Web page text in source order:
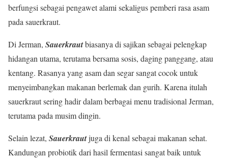
berfungsi sebagai pengawet alami sekaligus pemberi rasa asam
pada sauerkraut.
Di Jerman, Sauerkrautbiasanya di sajikan sebagai pelengkap
hidangan utama, terutama bersama sosis, daging panggang, atau
kentang. Rasanya yang asam dan segar sangat cocok untuk
menyeimbangkan makanan berlemak dan gurih. Karena itulah
sauerkraut sering hadir dalam berbagai menu tradisional Jerman,
terutama pada musim dingin.
Selain lezat, Sauerkrautjuga di kenal sebagai makanan sehat.
Kandungan probiotik dari hasil fermentasi sangat baik untuk